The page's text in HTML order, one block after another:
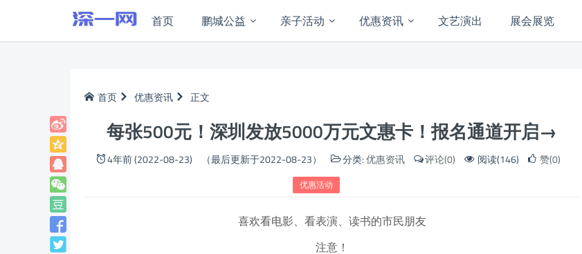
首页 鹏城公益 亲子活动 优惠资讯 文艺演出 展会展览
首页 优惠资讯 正文
每张500元！深圳发放5000万元文惠卡！报名通道开启→
4年前 (2022-08-23) （最后更新于2022-08-23） 分类:优惠资讯 评论(0) 阅读(146) 赞(0)
优惠活动
喜欢看电影、看表演、读书的市民朋友
注意！